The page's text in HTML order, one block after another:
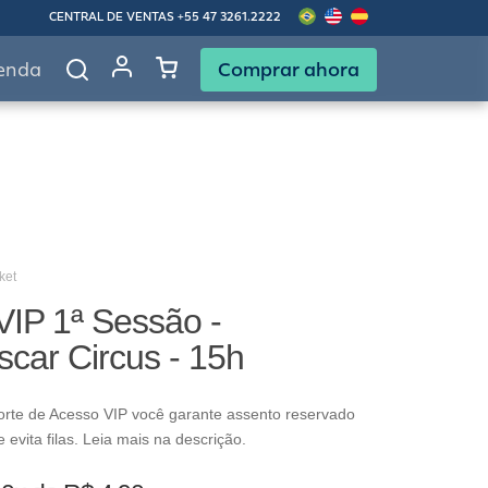
CENTRAL DE VENTAS +55 47 3261.2222
Comprar ahora
1ª Sessão -
Circus - 15h
de Acesso VIP você garante assento reservado
evita filas. Leia mais na descrição.